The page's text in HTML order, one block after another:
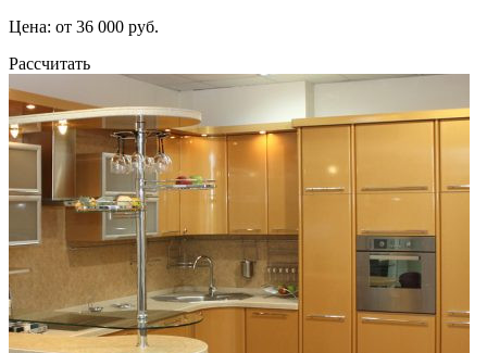
Цена: от 36 000 руб.
Рассчитать